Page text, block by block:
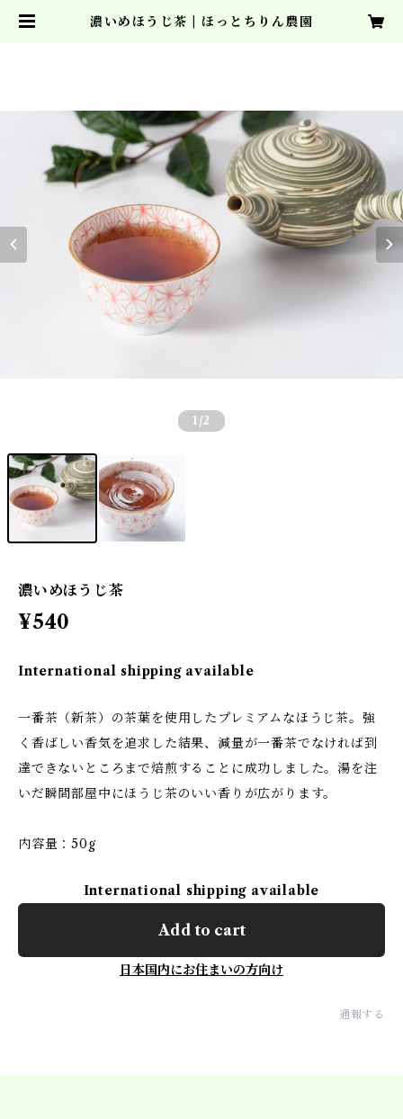
濃いめほうじ茶 | ほっとちりん農園
1 /2
濃いめほうじ茶
¥540
International shipping available
一番茶（新茶）の茶葉を使用したプレミアムなほうじ茶。強
く香ばしい香気を追求した結果、減量が一番茶でなければ到
達できないところまで焙煎することに成功しました。湯を注
いだ瞬間部屋中にほうじ茶のいい香りが広がります。
内容量：50g
International shipping available
Add to cart
日本国内にお住まいの方向け
通報する